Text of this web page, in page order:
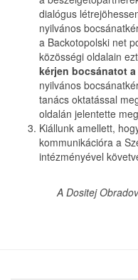
dialógus
nyilvános
a Backotopolski net
közösségi oldalain
kérjen bocsánatot
nyilvános
tanács oktatással
oldalán jelentette
Kiállunk amellett,
kommunikációra a
intézményével
A Dositej